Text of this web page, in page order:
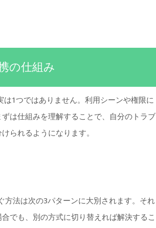
の仕組み
1つではありません。利用シーンや権限に
は仕組みを理解することで、自分のトラブ
られるようになります。
法は次の3パターンに大別されます。それ
でも、別の方式に切り替えれば解決するこ